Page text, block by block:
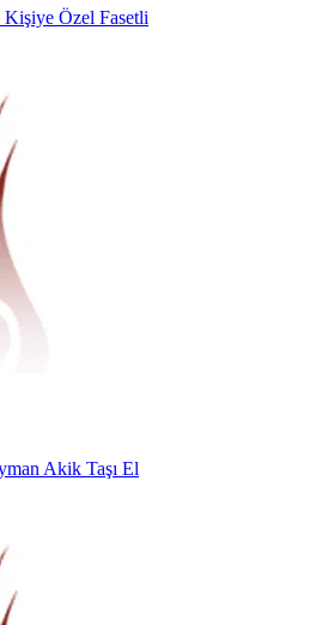
Kişiye Özel Fasetli
Akik Taşı El